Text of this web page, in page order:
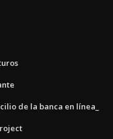
de la banca en línea_